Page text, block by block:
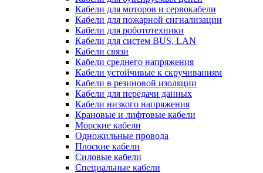
Кабели для моторов и сервокабели
Кабели для пожарной сигнализации
Кабели для робототехники
Кабели для систем BUS, LAN
Кабели связи
Кабели среднего напряжения
Кабели устойчивые к скручиваниям
Кабели в резиновой изоляции
Кабели для передачи данных
Кабели низкого напряжения
Крановые и лифтовые кабели
Морские кабели
Одножильные провода
Плоские кабели
Силовые кабели
Специальные кабели